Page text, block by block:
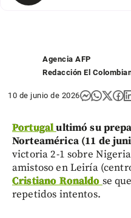
Agencia AFP
Redacción El
10 de junio de 2026
Portugalultimó su
Norteamérica (11 de
victoria 2-1 sobre
amistoso en Leiría
Cristiano Ronaldo se
repetidos intentos.